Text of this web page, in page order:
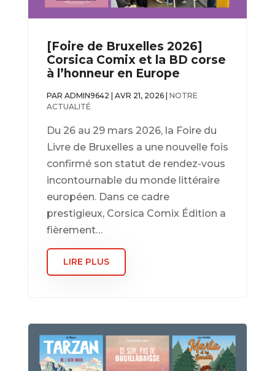
[Foire de Bruxelles 2026]
Corsica Comix et la BD corse
à l’honneur en Europe
PAR ADMIN9642 AVR 21, 2026| NOTRE
ACTUALITÉ
Du 26 au 29 mars 2026, la Foire du
Livre de Bruxelles a une nouvelle fois
confirmé son statut de rendez-vous
incontournable du monde littéraire
européen. Dans ce cadre
prestigieux, Corsica Comix Édition a
fièrement…
LIRE PLUS